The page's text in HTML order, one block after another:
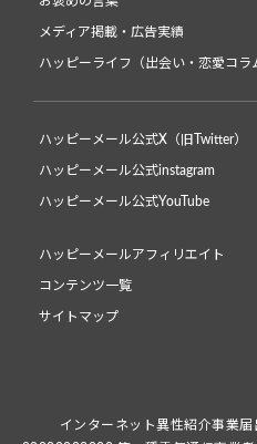
メディア掲載・広告実績
ハッピーライフ（出会い・恋愛コラ
ハッピーメール公式X（旧Twitter）
ハッピーメール公式instagram
ハッピーメール公式YouTube
ハッピーメールアフィリエイト
コンテンツ一覧
サイトマップ
インターネット異性紹介事業